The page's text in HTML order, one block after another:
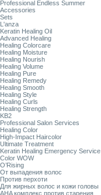
Professional Endless Summer
Accessories
Sets
L'anza
Keratin Healing Oil
Advanced Healing
Healing Colorcare
Healing Moisture
Healing Nourish
Healing Volume
Healing Pure
Healing Remedy
Healing Smooth
Healing Style
Healing Curls
Healing Strength
KB2
Professional Salon Services
Healing Color
High-Impact Haircolor
Ultimate Treatment
Keratin Healing Emergency Service
Color WOW
O’Rising
От выпадения волос
Против перхоти
Для жирных волос и кожи головы
AHA комплекс против старения